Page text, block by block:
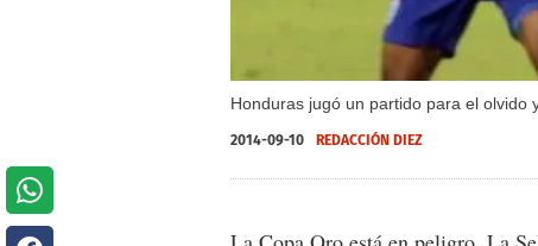
Honduras jugó un partido para el olvido
2014-09-10 REDACCIÓN DIEZ